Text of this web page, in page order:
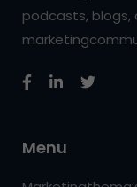
podcasts, blogs,
Menu